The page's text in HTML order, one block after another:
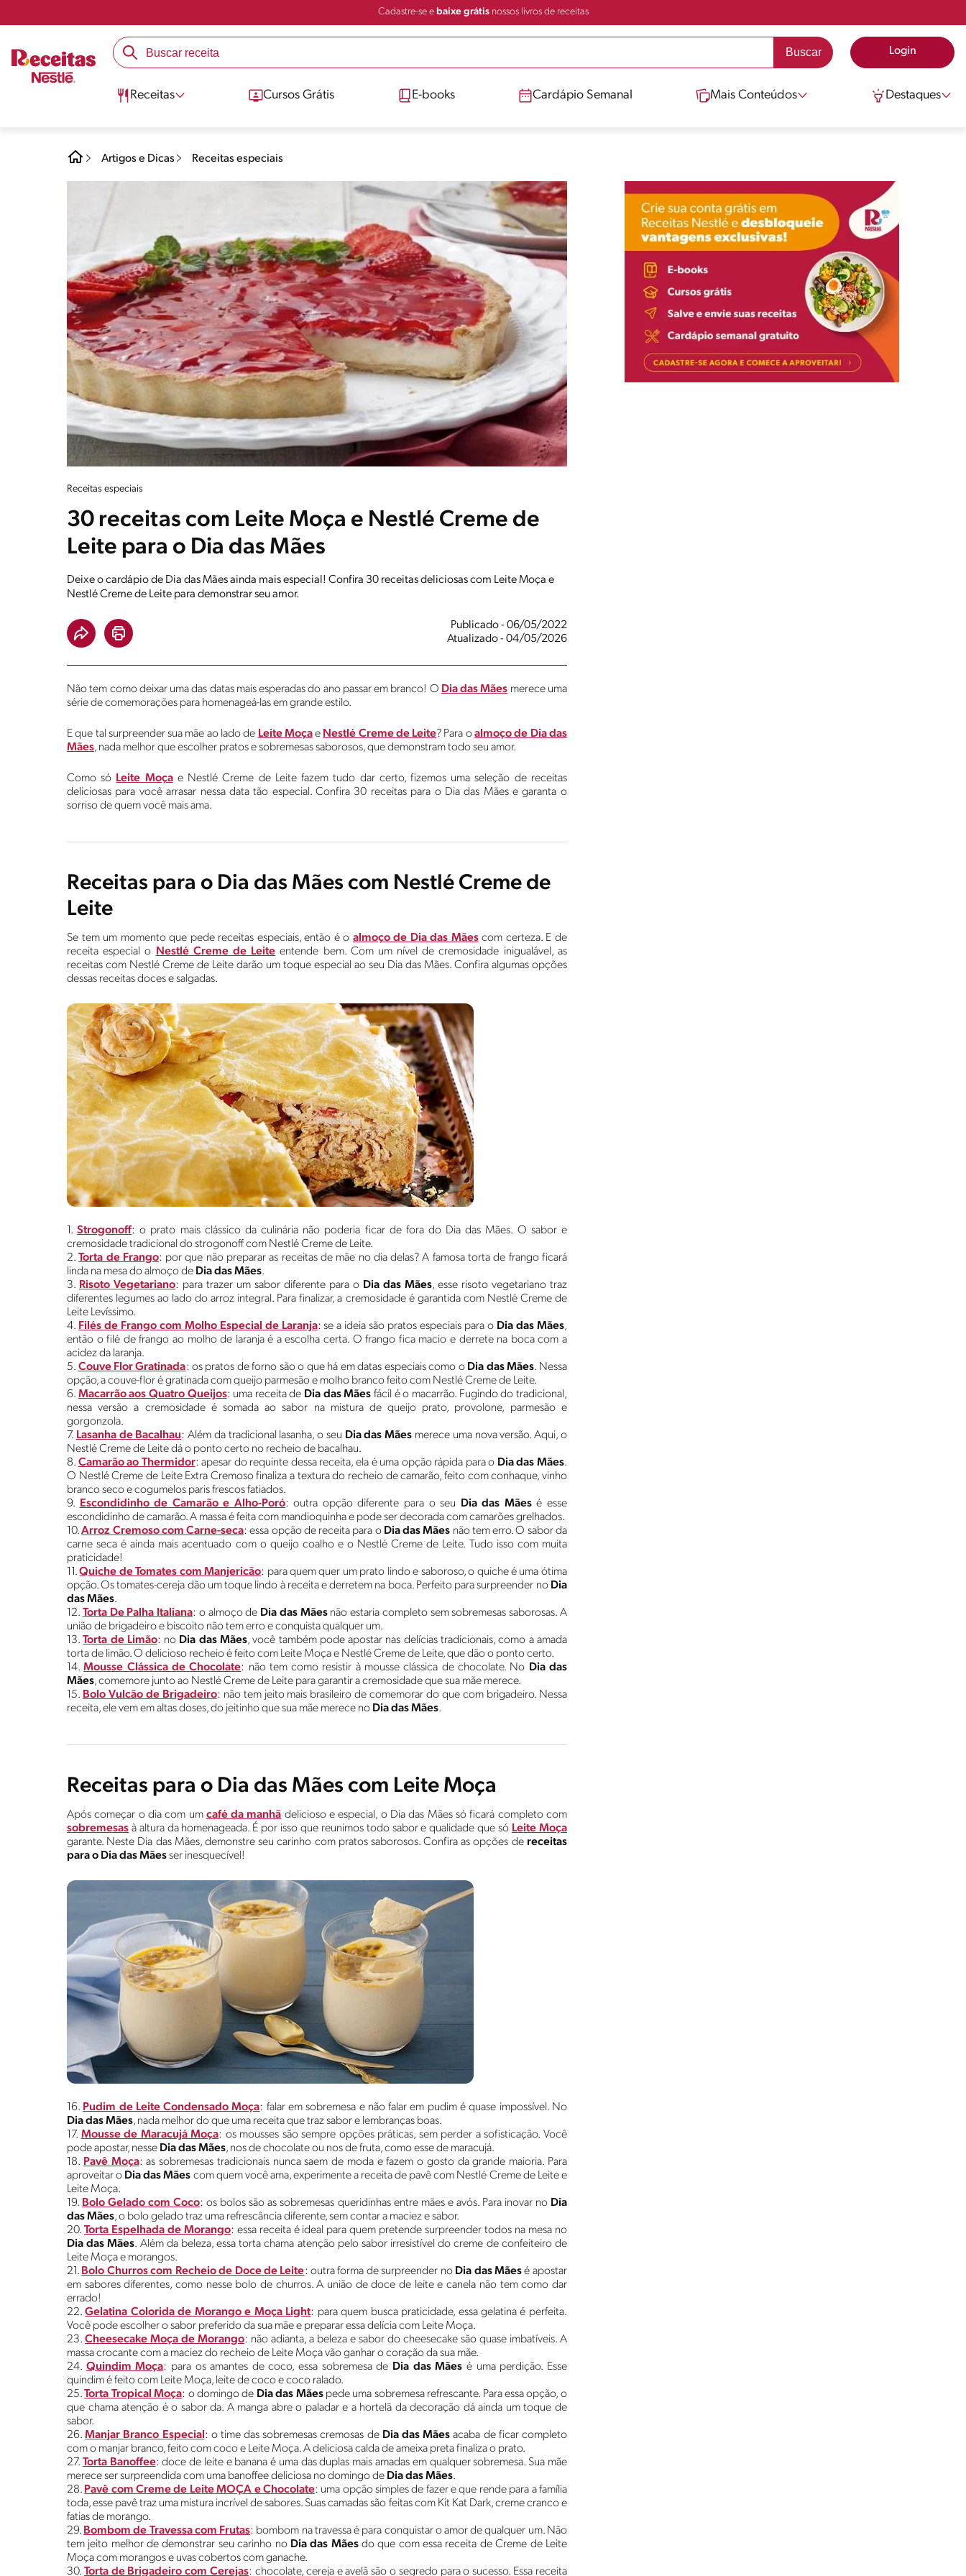
Cadastre-se e baixe grátisnossos livros de receitas
Login
Receitas Cursos Grátis E-books Cardápio Semanal Mais Conteúdos Destaques
Artigos e Dicas Receitas especiais
Receitas especiais
30 receitas com Leite Moça e Nestlé Creme de
Leite para o Dia das Mães
Deixe o cardápio de Dia das Mães ainda mais especial! Confira 30 receitas deliciosas com Leite Moça e
Nestlé Creme de Leite para demonstrar seu amor.
Publicado - 06/05/2022
Atualizado - 04/05/2026
Não tem como deixar uma das datas mais esperadas do ano passar em branco! O Dia das Mães merece uma
série de comemorações para homenageá-las em grande estilo.
E que tal surpreender sua mãe ao lado de Leite Moçae Nestlé Creme de Leite? Para oalmoço de Dia das
Mães, nada melhor que escolher pratos e sobremesas saborosos, que demonstram todo seu amor.
Como só Leite Moçae Nestlé Creme de Leite fazem tudo dar certo, fizemos uma seleção de receitas
deliciosas para você arrasar nessa data tão especial. Confira 30 receitas para o Dia das Mães e garanta o
sorriso de quem você mais ama.
Receitas para o Dia das Mães com Nestlé Creme de
Leite
Se tem um momento que pede receitas especiais, então é o almoço de Dia das Mãescom certeza. E de
receita especial o
Nestlé Creme de Leite entende bem. Com um nível de cremosidade inigualável, as
receitas com Nestlé Creme de Leite darão um toque especial ao seu Dia das Mães. Confira algumas opções
dessas receitas doces e salgadas.
1.Strogonoff: o prato mais clássico da culinária não poderia ficar de fora do Dia das Mães. O sabor e
cremosidade tradicional do strogonoff com Nestlé Creme de Leite.
2.Torta de Frango: por que não preparar as receitas de mãe no dia delas? A famosa torta de frango ficará
linda na mesa do almoço de Dia das Mães.
3. Risoto Vegetariano: para trazer um sabor diferente para o Dia das Mães, esse risoto vegetariano traz
diferentes legumes ao lado do arroz integral. Para finalizar, a cremosidade é garantida com Nestlé Creme de
Leite Levíssimo.
4. Filés de Frango com Molho Especial de Laranja: se a ideia são pratos especiais para o Dia das Mães,
então o filé de frango ao molho de laranja é a escolha certa. O frango fica macio e derrete na boca com a
acidez da laranja.
5. Couve Flor Gratinada: os pratos de forno são o que há em datas especiais como o Dia das Mães. Nessa
opção, a couve-flor é gratinada com queijo parmesão e molho branco feito com Nestlé Creme de Leite.
6. Macarrão aos Quatro Queijos: uma receita de Dia das Mãesfácil é o macarrão. Fugindo do tradicional,
nessa versão a cremosidade é somada ao sabor na mistura de queijo prato, provolone, parmesão e
gorgonzola.
7. Lasanha de Bacalhau: Além da tradicional lasanha, o seu Dia das Mães merece uma nova versão. Aqui, o
Nestlé Creme de Leite dá o ponto certo no recheio de bacalhau.
8. Camarão ao Thermidor: apesar do requinte dessa receita, ela é uma opção rápida para o Dia das Mães.
O Nestlé Creme de Leite Extra Cremoso finaliza a textura do recheio de camarão, feito com conhaque, vinho
branco seco e cogumelos paris frescos fatiados.
9.
Escondidinho de Camarão e Alho-Poró: outra opção diferente para o seu Dia das Mãesé esse
escondidinho de camarão. A massa é feita com mandioquinha e pode ser decorada com camarões grelhados.
10.Arroz Cremoso com Carne-seca: essa opção de receita para o Dia das Mães não tem erro. O sabor da
carne seca é ainda mais acentuado com o queijo coalho e o Nestlé Creme de Leite. Tudo isso com muita
praticidade!
11.Quiche de Tomates com Manjericão: para quem quer um prato lindo e saboroso, o quiche é uma ótima
opção. Os tomates-cereja dão um toque lindo à receita e derretem na boca. Perfeito para surpreender no Dia
das Mães.
12. Torta De Palha Italiana: o almoço de Dia das Mãesnão estaria completo sem sobremesas saborosas. A
união de brigadeiro e biscoito não tem erro e conquista qualquer um.
13.Torta de Limão: no Dia das Mães, você também pode apostar nas delícias tradicionais, como a amada
torta de limão. O delicioso recheio é feito com Leite Moça e Nestlé Creme de Leite, que dão o ponto certo.
14.Mousse Clássica de Chocolate: não tem como resistir à mousse clássica de chocolate. No Dia das
Mães, comemore junto ao Nestlé Creme de Leite para garantir a cremosidade que sua mãe merece.
15. Bolo Vulcão de Brigadeiro: não tem jeito mais brasileiro de comemorar do que com brigadeiro. Nessa
receita, ele vem em altas doses, do jeitinho que sua mãe merece no Dia das Mães.
Receitas para o Dia das Mães com Leite Moça
Após começar o dia com um café da manhã delicioso e especial, o Dia das Mães só ficará completo com
sobremesas à altura da homenageada. É por isso que reunimos todo sabor e qualidade que só Leite Moça
garante. Neste Dia das Mães, demonstre seu carinho com pratos saborosos. Confira as opções de receitas
para o Dia das Mãesser inesquecível!
16. Pudim de Leite Condensado Moça: falar em sobremesa e não falar em pudim é quase impossível. No
Dia das Mães, nada melhor do que uma receita que traz sabor e lembranças boas.
17. Mousse de Maracujá Moça: os mousses são sempre opções práticas, sem perder a sofisticação. Você
pode apostar, nesse Dia das Mães, nos de chocolate ou nos de fruta, como esse de maracujá.
18. Pavê Moça: as sobremesas tradicionais nunca saem de moda e fazem o gosto da grande maioria. Para
aproveitar o Dia das Mães com quem você ama, experimente a receita de pavê com Nestlé Creme de Leite e
Leite Moça.
19. Bolo Gelado com Coco: os bolos são as sobremesas queridinhas entre mães e avós. Para inovar no Dia
das Mães, o bolo gelado traz uma refrescância diferente, sem contar a maciez e sabor.
20. Torta Espelhada de Morango: essa receita é ideal para quem pretende surpreender todos na mesa no
Dia das Mães. Além da beleza, essa torta chama atenção pelo sabor irresistível do creme de confeiteiro de
Leite Moça e morangos.
21. Bolo Churros com Recheio de Doce de Leite: outra forma de surpreender no Dia das Mãesé apostar
em sabores diferentes, como nesse bolo de churros. A união de doce de leite e canela não tem como dar
errado!
22.Gelatina Colorida de Morango e Moça Light: para quem busca praticidade, essa gelatina é perfeita.
Você pode escolher o sabor preferido da sua mãe e preparar essa delícia com Leite Moça.
23. Cheesecake Moça de Morango: não adianta, a beleza e sabor do cheesecake são quase imbatíveis. A
massa crocante com a maciez do recheio de Leite Moça vão ganhar o coração da sua mãe.
24. Quindim Moça: para os amantes de coco, essa sobremesa de Dia das Mães é uma perdição. Esse
quindim é feito com Leite Moça, leite de coco e coco ralado.
25.Torta Tropical Moça: o domingo de Dia das Mãespede uma sobremesa refrescante. Para essa opção, o
que chama atenção é o sabor da. A manga abre o paladar e a hortelã da decoração dá ainda um toque de
sabor.
26.Manjar Branco Especial : o time das sobremesas cremosas de Dia das Mães acaba de ficar completo
com o manjar branco, feito com coco e Leite Moça. A deliciosa calda de ameixa preta finaliza o prato.
27. Torta Banoffee: doce de leite e banana é uma das duplas mais amadas em qualquer sobremesa. Sua mãe
merece ser surpreendida com uma banoffee deliciosa no domingo de Dia das Mães.
28. Pavê com Creme de Leite MOÇA e Chocolate: uma opção simples de fazer e que rende para a família
toda, esse pavê traz uma mistura incrível de sabores. Suas camadas são feitas com Kit Kat Dark, creme cranco e
fatias de morango.
29. Bombom de Travessa com Frutas: bombom na travessa é para conquistar o amor de qualquer um. Não
tem jeito melhor de demonstrar seu carinho no Dia das Mãesdo que com essa receita de Creme de Leite
Moça com morangos e uvas cobertos com ganache.
30. Torta de Brigadeiro com Cerejas: chocolate, cereja e avelã são o segredo para o sucesso. Essa receita